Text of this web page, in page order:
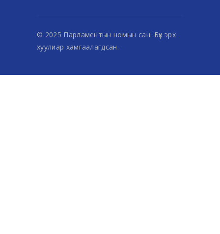
© 2025 Парламентын номын сан. Бүх эрх
хуулиар хамгаалагдсан.